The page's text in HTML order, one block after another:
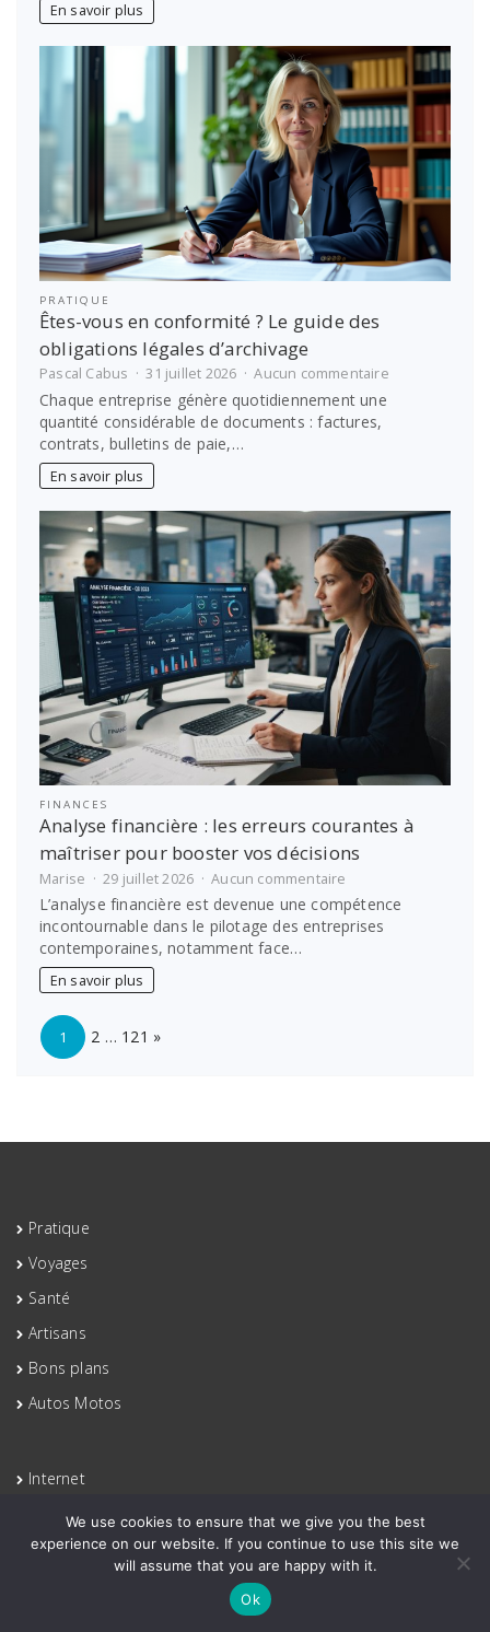
:
vite
avec
notre
auto-
école
En savoir plus
PRATIQUE
Êtes-vous en conformité ? Le guide des
obligations légales d’archivage
Pascal Cabus 31 juillet 2026 Aucun commentairesur
des
obligations
légales
d’archivage
Chaque entreprise génère quotidiennement une
quantité considérable de documents : factures,
contrats, bulletins de paie,…
En savoir plus
FINANCES
Analyse financière : les erreurs courantes à
maîtriser pour booster vos décisions
Marise 29 juillet 2026 Aucun commentaire
Analyse
financière
:
L’analyse financière est devenue une compétence
incontournable dans le pilotage des entreprises
contemporaines, notamment face…
En savoir plus
Page:
1 2 … 121 »
Pratique
Voyages
Santé
Artisans
Bons plans
Autos Motos
Internet
Loisirs
Mode
We use cookies to ensure that we give you the best
experience on our website. If you continue to use this site we
will assume that you are happy with it.
Ok